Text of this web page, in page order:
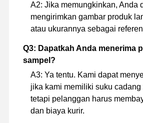
A2: Jika memungkinkan, Anda
mengirimkan gambar produk
atau ukurannya sebagai
Q3: Dapatkah Anda menerima
sampel?
A3: Ya tentu. Kami dapat
jika kami memiliki suku
tetapi pelanggan harus
dan biaya kurir.